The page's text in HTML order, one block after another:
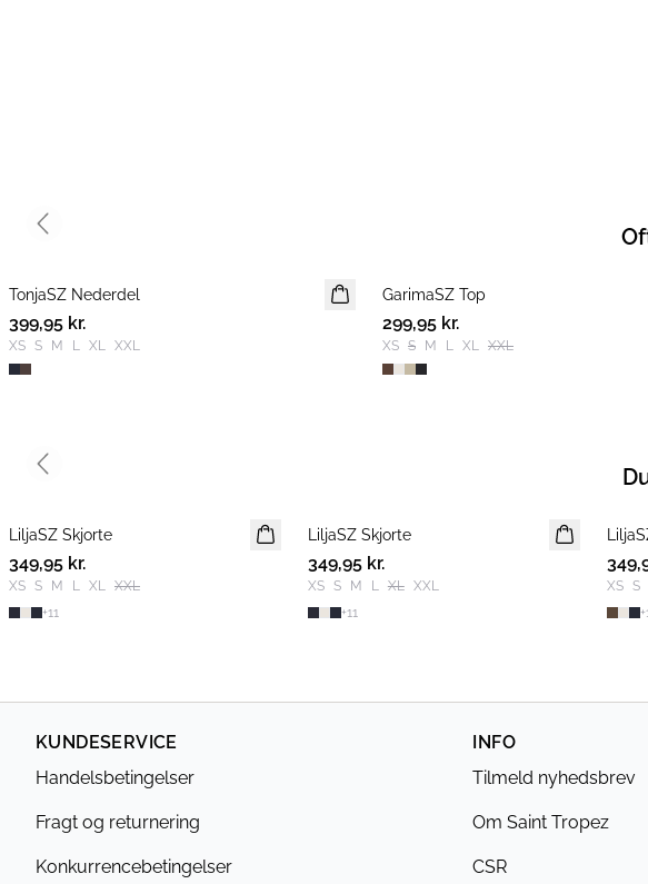
NYHED
TonjaSZ Nederdel
399,95 kr.
XS S M L XL XXL
GarimaSZ Top
299,95 kr.
XS S M L XL XXL
Previous slide
NYHED
LiljaSZ Skjorte
349,95 kr.
XS S M L XL XXL
+11
NYHED
LiljaSZ Skjorte
349,95 kr.
XS S M L XL XXL
+11
XS S
+
Previous slide
KUNDESERVICE
Handelsbetingelser
Fragt og returnering
Konkurrencebetingelser
INFO
Tilmeld nyhedsbrev
Om Saint Tropez
CSR